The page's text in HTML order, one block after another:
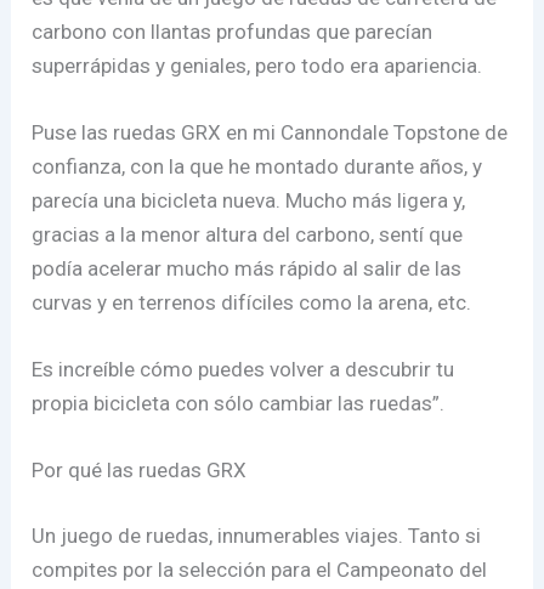
carbono con llantas profundas que parecían
superrápidas y geniales, pero todo era apariencia.
Puse las ruedas GRX en mi Cannondale Topstone de
confianza, con la que he montado durante años, y
parecía una bicicleta nueva. Mucho más ligera y,
gracias a la menor altura del carbono, sentí que
podía acelerar mucho más rápido al salir de las
curvas y en terrenos difíciles como la arena, etc.
Es increíble cómo puedes volver a descubrir tu
propia bicicleta con sólo cambiar las ruedas”.
Por qué las ruedas GRX
Un juego de ruedas, innumerables viajes. Tanto si
compites por la selección para el Campeonato del